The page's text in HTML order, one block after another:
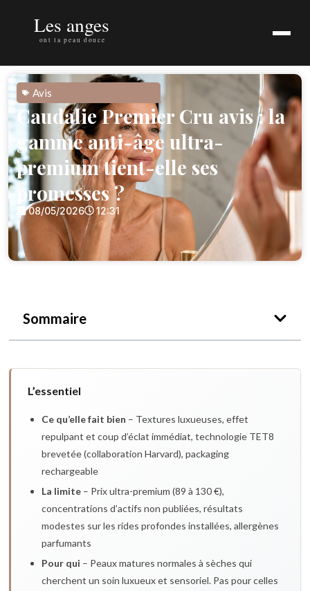
Avis
Caudalie Premier Cru avis : la
gamme anti-âge ultra-
premium tient-elle ses
promesses ?
08/05/2026 12:31
Sommaire
L’essentiel
Ce qu’elle fait bien – Textures luxueuses, effet
repulpant et coup d’éclat immédiat, technologie TET8
brevetée (collaboration Harvard), packaging
rechargeable
La limite – Prix ultra-premium (89 à 130 €),
concentrations d’actifs non publiées, résultats
modestes sur les rides profondes installées, allergènes
parfumants
Pour qui – Peaux matures normales à sèches qui
cherchent un soin luxueux et sensoriel. Pas pour celles